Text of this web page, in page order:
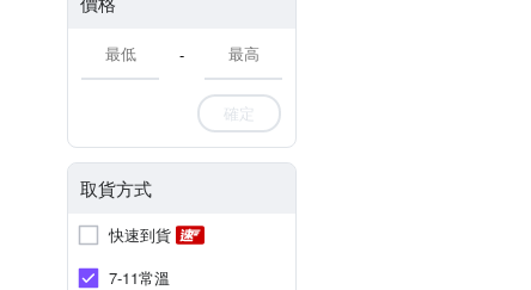
-
確定
取貨方式
快速到貨
7-11常溫